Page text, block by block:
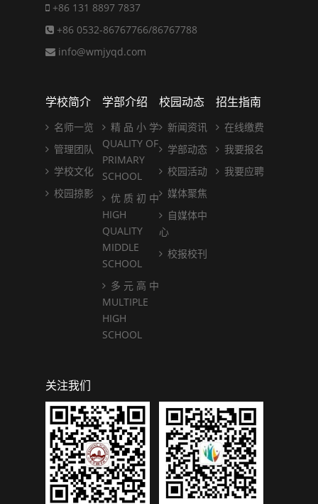
+86 131 8897 7837
+86 0532-86767766/86767788
info@wmjyqd.com
学校简介
名师一览
管理团队
学校文化
校园掠影
学部介绍
精 品 小 学
QUALITY OF
PRIMARY
SCHOOL
优 质 初 中
HIGH
QUALITY
MIDDLE
SCHOOL
多 元 高 中
MULTIPLE
HIGH
SCHOOL
校园动态
新闻资讯
学部动态
校园活动
媒体聚焦
自媒体中
心
校报校刊
招生指南
在线缴费
我要报名
我要应聘
关注我们